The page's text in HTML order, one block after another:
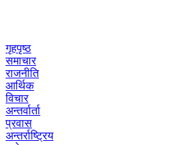
गृहपृष्ठ
समाचार
राजनीति
आर्थिक
विचार
अन्तर्वार्ता
प्रवास
अन्तर्राष्ट्रिय